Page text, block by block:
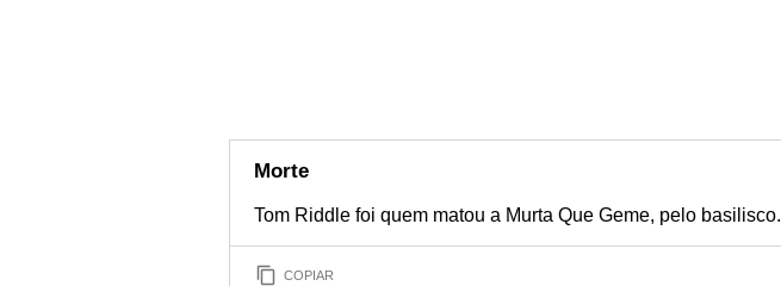
Morte
Tom Riddle foi quem matou a Murta Que Geme, pelo basilisco.
COPIAR